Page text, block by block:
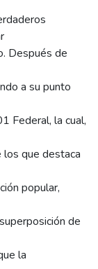
Después de
a su punto
Federal, la cual,
los que destaca
popular,
de
la